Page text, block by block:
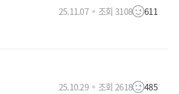
25.11.07 조회 3108 611
25.10.29 조회 2618 485